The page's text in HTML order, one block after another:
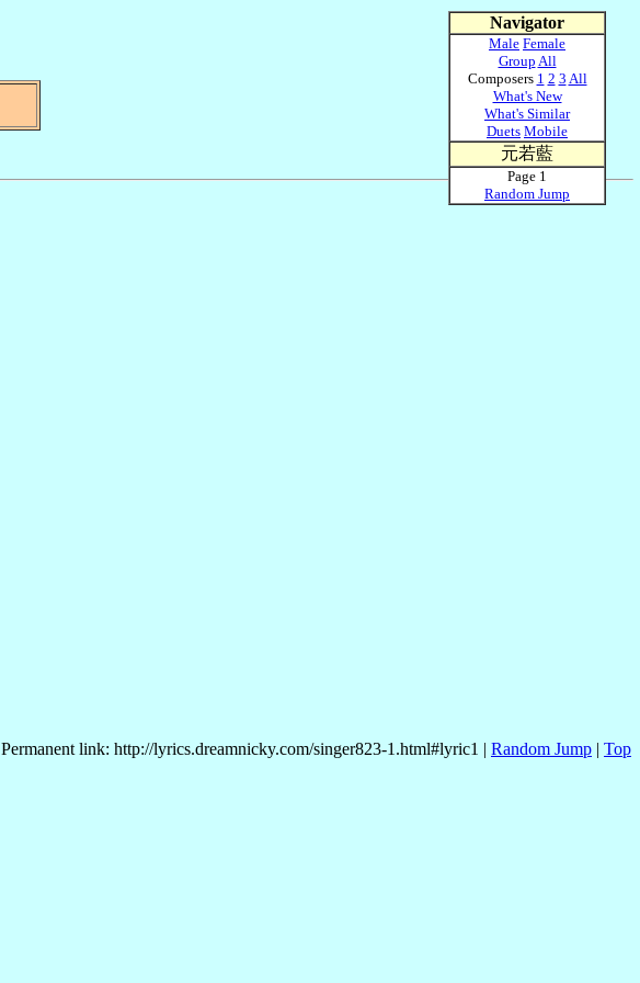
Permanent link: http://lyrics.dreamnicky.com/singer823-1.html#lyric1 | Random Jump | Top
Navigator
Male Female
Group All
Composers 1 2 3 All
What's New
What's Similar
Duets Mobile
元若藍
Page 1
Random Jump